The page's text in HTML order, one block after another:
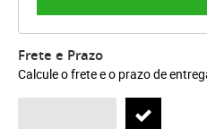
Frete e Prazo
Calcule o frete e o prazo de